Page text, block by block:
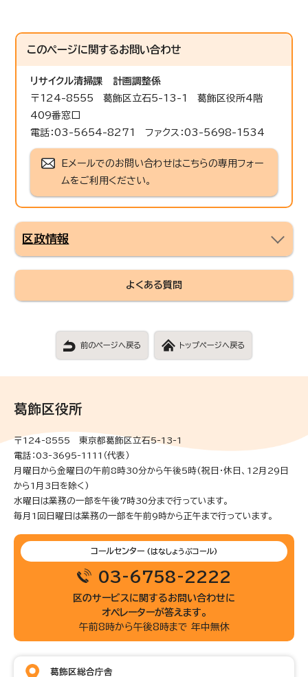
このページに関するお問い合わせ
リサイクル清掃課
計画調整係
〒124-8555 葛飾区立石5-13-1 葛飾区役所4階
409番窓口
電話：03-5654-8271 ファクス：03-5698-1534
Eメールでのお問い合わせはこちらの専用フォー
ムをご利用ください。
区政情報
よくある質問
前のページへ戻る トップページへ戻る
葛飾区役所
〒124-8555 東京都葛飾区立石5-13-1
電話：03-3695-1111（代表）
月曜日から金曜日の午前8時30分から午後5時(祝日・休日、12月29日
から1月3日を除く)
水曜日は業務の一部を午後7時30分まで行っています。
毎月1回日曜日は業務の一部を午前9時から正午まで行っています。
コールセンター (はなしょうぶコール)
03-6758-2222
区のサービスに関するお問い合わせに
オペレーターが答えます。
午前8時から午後8時まで 年中無休
葛飾区総合庁舎